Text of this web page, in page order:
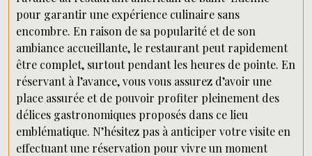
pour garantir une expérience culinaire sans
encombre. En raison de sa popularité et de son
ambiance accueillante, le restaurant peut rapidement
être complet, surtout pendant les heures de pointe. En
réservant à l’avance, vous vous assurez d’avoir une
place assurée et de pouvoir profiter pleinement des
délices gastronomiques proposés dans ce lieu
emblématique. N’hésitez pas à anticiper votre visite en
effectuant une réservation pour vivre un moment